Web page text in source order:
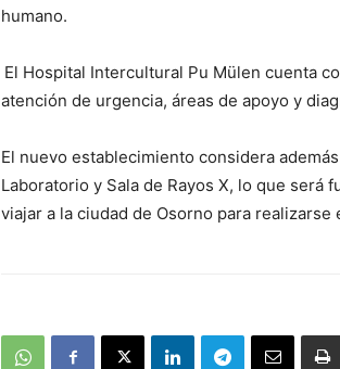
humano.
El Hospital Intercultural Pu Mülen cuenta
atención de urgencia, áreas de apoyo y
El nuevo establecimiento considera
Laboratorio y Sala de Rayos X, lo que será
viajar a la ciudad de Osorno para realizarse